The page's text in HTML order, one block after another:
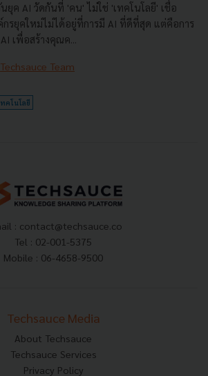
ยุค AI วัดกันที่ 'คน' ไม่ใช่ 'เทคโนโลยี' เชื่อ
กรยุคใหม่ไม่ได้อยู่ที่การมี AI ที่ดีที่สุด แต่คือการ
เพื่อสร้างคุณค...
Techsauce Team
ทคโนโลยี
: contact@techsauce.co
Tel : 02-001-5375
Mobile : 06-4658-9500
Techsauce Media
About Techsauce
Techsauce Services
Privacy Policy